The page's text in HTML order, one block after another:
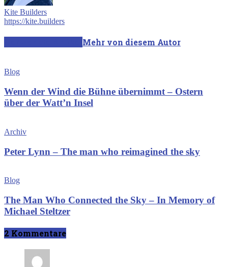
Kite Builders
https://kite.builders
Mehr von diesem Autor
Blog
Wenn der Wind die Bühne übernimmt – Ostern
über der Watt’n Insel
Archiv
Peter Lynn – The man who reimagined the sky
Blog
The Man Who Connected the Sky – In Memory of
Michael Steltzer
2 Kommentare